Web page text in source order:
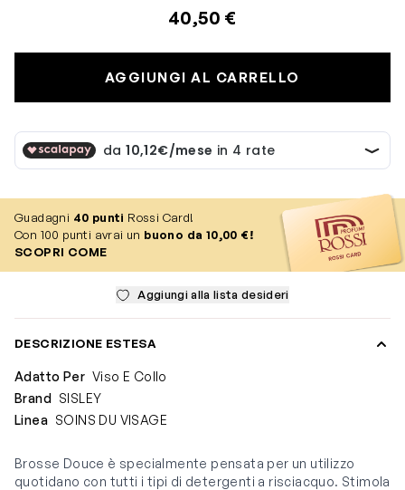
40,50 €
AGGIUNGI AL CARRELLO
Guadagni 40 punti Rossi Card!
Con 100 punti avrai un buono da 10,00 €!
SCOPRI COME
Aggiungi alla lista desideri
DESCRIZIONE ESTESA
Adatto Per Viso E Collo
Brand SISLEY
Linea SOINS DU VISAGE
Brosse Douce è specialmente pensata per un utilizzo
quotidano con tutti i tipi di detergenti a risciacquo. Stimola